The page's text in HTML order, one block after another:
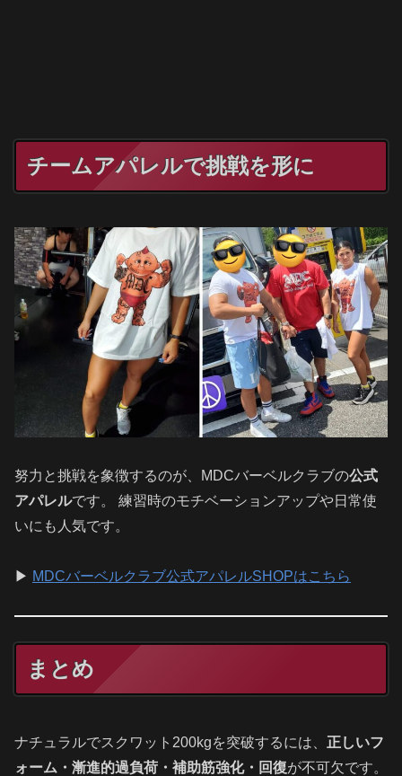
チームアパレルで挑戦を形に
努力と挑戦を象徴するのが、MDCバーベルクラブの公式
アパレルです。 練習時のモチベーションアップや日常使
いにも人気です。
▶ MDCバーベルクラブ公式アパレルSHOPはこちら
まとめ
ナチュラルでスクワット200kgを突破するには、 正しいフ
ォーム・漸進的過負荷・補助筋強化・回復が不可欠です。